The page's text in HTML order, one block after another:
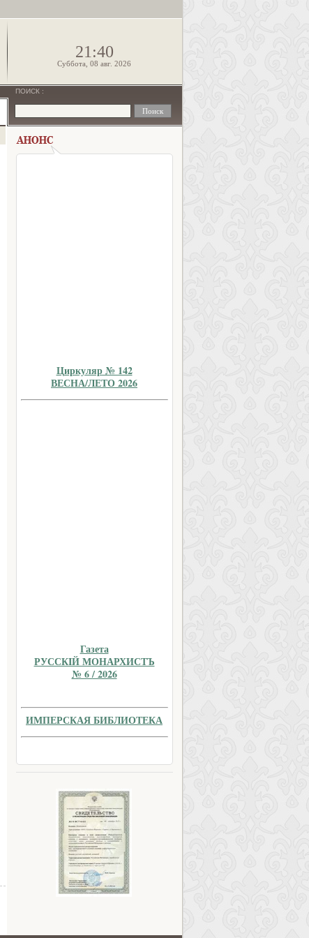
21:40
Суббота, 08 авг. 2026
ПОИСК :
Циркуляр № 142
ВЕСНА/ЛЕТО 2026
Газета
РУССКIЙ МОНАРХИСТЪ
№ 6 / 2026
ИМПЕРСКАЯ БИБЛИОТЕКА